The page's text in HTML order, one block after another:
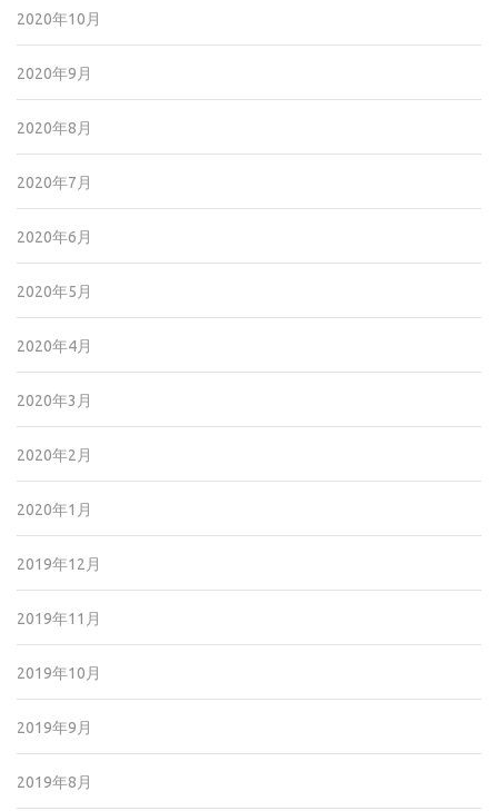
2020年10月
2020年9月
2020年8月
2020年7月
2020年6月
2020年5月
2020年4月
2020年3月
2020年2月
2020年1月
2019年12月
2019年11月
2019年10月
2019年9月
2019年8月